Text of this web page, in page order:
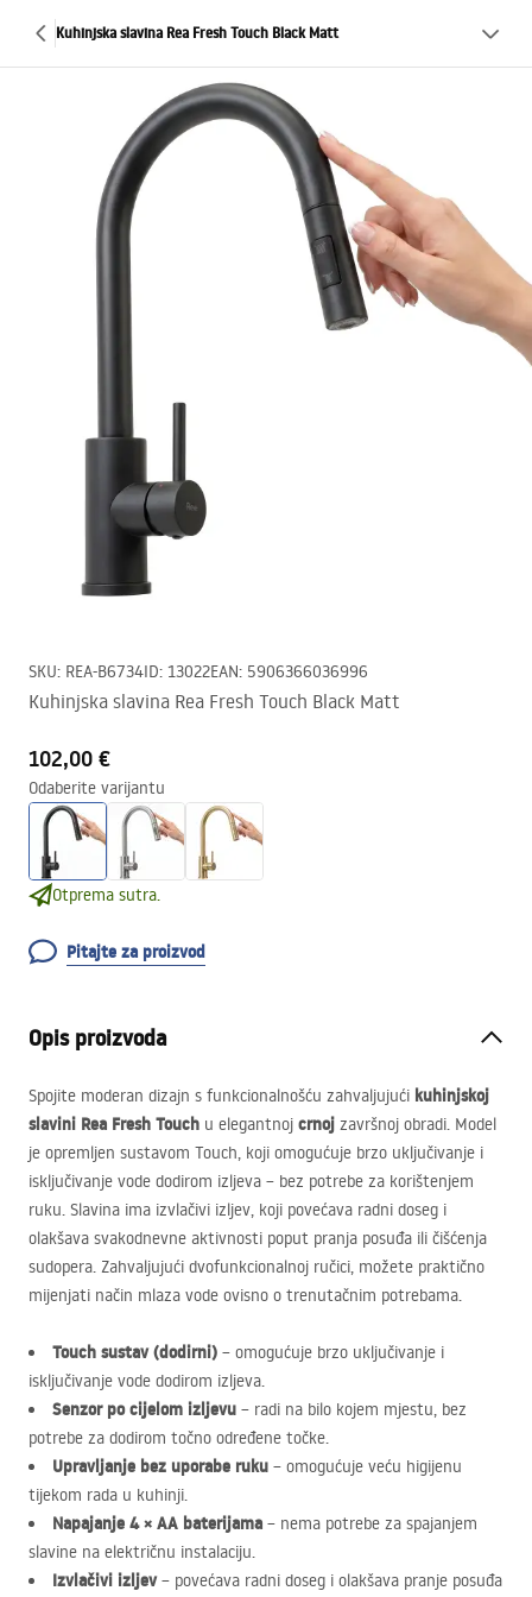
Kuhinjska slavina Rea Fresh Touch Black Matt
SKU: REA-B6734ID: 13022EAN: 5906366036996
Kuhinjska slavina Rea Fresh Touch Black Matt
102,00 €
Odaberite varijantu
Otprema sutra.
Pitajte za proizvod
Opis proizvoda
Spojite moderan dizajn s funkcionalnošću zahvaljujući kuhinjskoj
slavini Rea Fresh Touch u elegantnoj crnoj završnoj obradi. Model
je opremljen sustavom Touch, koji omogućuje brzo uključivanje i
isključivanje vode dodirom izljeva – bez potrebe za korištenjem
ruku. Slavina ima izvlačivi izljev, koji povećava radni doseg i
olakšava svakodnevne aktivnosti poput pranja posuđa ili čišćenja
sudopera. Zahvaljujući dvofunkcionalnoj ručici, možete praktično
mijenjati način mlaza vode ovisno o trenutačnim potrebama.
Touch sustav (dodirni) – omogućuje brzo uključivanje i
isključivanje vode dodirom izljeva.
Senzor po cijelom izljevu – radi na bilo kojem mjestu, bez
potrebe za dodirom točno određene točke.
Upravljanje bez uporabe ruku – omogućuje veću higijenu
tijekom rada u kuhinji.
Napajanje 4 × AA baterijama – nema potrebe za spajanjem
slavine na električnu instalaciju.
Izvlačivi izljev– povećava radni doseg i olakšava pranje posuđa